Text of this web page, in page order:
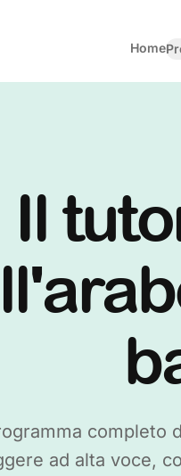
Home
Il
completo
ad alta voce,